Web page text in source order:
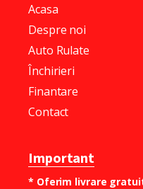
Acasa
Despre noi
Auto Rulate
Închirieri
Finantare
Contact
Important
* Oferim livrare